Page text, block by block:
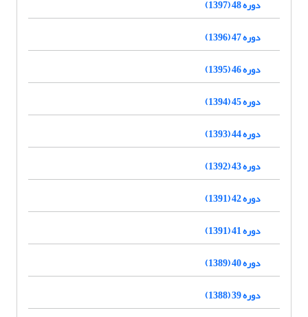
دوره 48 (1397)
دوره 47 (1396)
دوره 46 (1395)
دوره 45 (1394)
دوره 44 (1393)
دوره 43 (1392)
دوره 42 (1391)
دوره 41 (1391)
دوره 40 (1389)
دوره 39 (1388)